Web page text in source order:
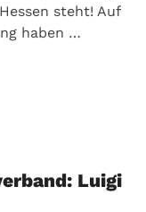
steht! Auf
haben …
Luigi